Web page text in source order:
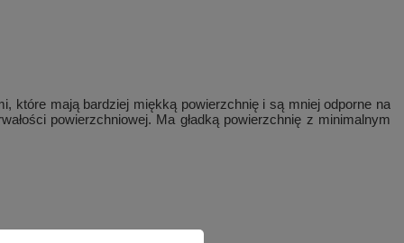
które mają bardziej miękką powierzchnię i są mniej odporne na
powierzchniowej. Ma gładką powierzchnię z minimalnym